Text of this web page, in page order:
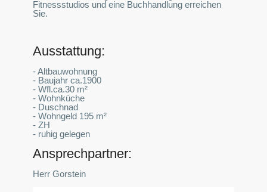
Fitnessstudios und eine Buchhandlung erreichen
Sie.
Ausstattung:
- Altbauwohnung
- Baujahr ca.1900
- Wfl.ca.30 m²
- Wohnküche
- Duschnad
- Wohngeld 195 m²
- ZH
- ruhig gelegen
Ansprechpartner:
Herr Gorstein